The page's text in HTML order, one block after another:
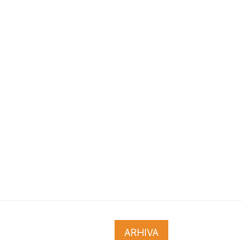
ARHIVA